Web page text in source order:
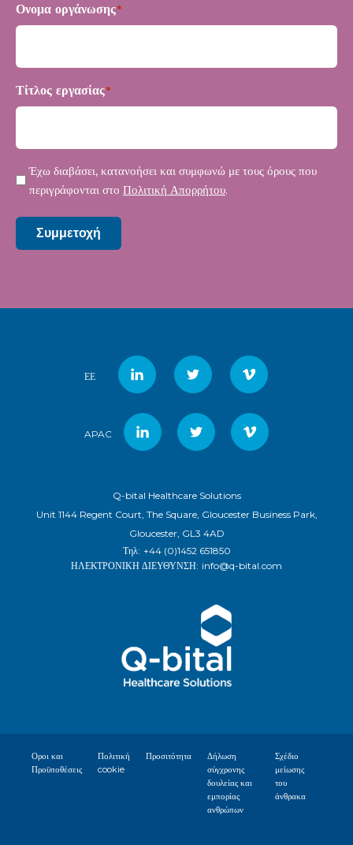
Ονομα οργάνωσης*
Τίτλος εργασίας*
Μυστικότητα*
Έχω διαβάσει, κατανοήσει και συμφωνώ με τους όρους που
περιγράφονται στο Πολιτική Απορρήτου.
Συμμετοχή
ΕΕ
APAC
Q-bital Healthcare Solutions
Unit 1144 Regent Court, The Square, Gloucester Business Park,
Gloucester, GL3 4AD
Τηλ: +44 (0)1452 651850
ΗΛΕΚΤΡΟΝΙΚΗ ΔΙΕΥΘΥΝΣΗ: info@q-bital.com
Οροι και
Προϋποθέσεις
Πολιτική
cookie
Προσιτότητα
Δήλωση
σύγχρονης
δουλείας και
εμπορίας
ανθρώπων
Σχέδιο
μείωσης
του
άνθρακα